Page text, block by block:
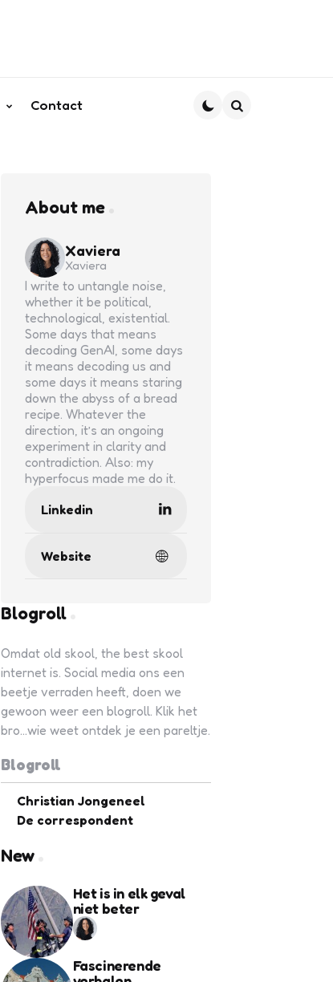
Contact
About me
Xaviera
Xaviera
I write to untangle noise,
whether it be political,
technological, existential.
Some days that means
decoding GenAI, some days
it means decoding us and
some days it means staring
down the abyss of a bread
recipe. Whatever the
direction, it’s an ongoing
experiment in clarity and
contradiction. Also: my
hyperfocus made me do it.
Linkedin
Website
Blogroll
Omdat old skool, the best skool
internet is. Social media ons een
beetje verraden heeft, doen we
gewoon weer een blogroll. Klik het
bro...wie weet ontdek je een pareltje.
Blogroll
Christian Jongeneel
De correspondent
New
Het is in elk geval
niet beter
Fascinerende